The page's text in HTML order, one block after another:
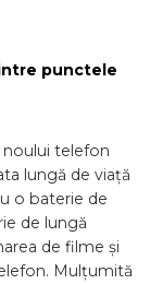
punctele
telefon
lungă de viață
o baterie de
de lungă
de filme și
Mulțumită